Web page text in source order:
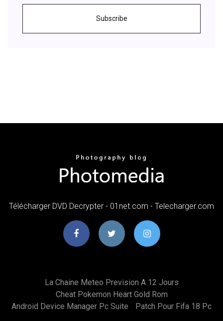
Subscribe
Télécharger DVD Decrypter - 01net.com - Telecharger.com
La Chaine Meteo Prevision A 12 Jours
Cheat Pokemon Heart Gold Rom
Android Device Manager Pc Suite
Patch Pour Fifa 18 Pc